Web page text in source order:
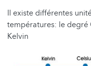
Il existe différentes
températures: le degré
Kelvin